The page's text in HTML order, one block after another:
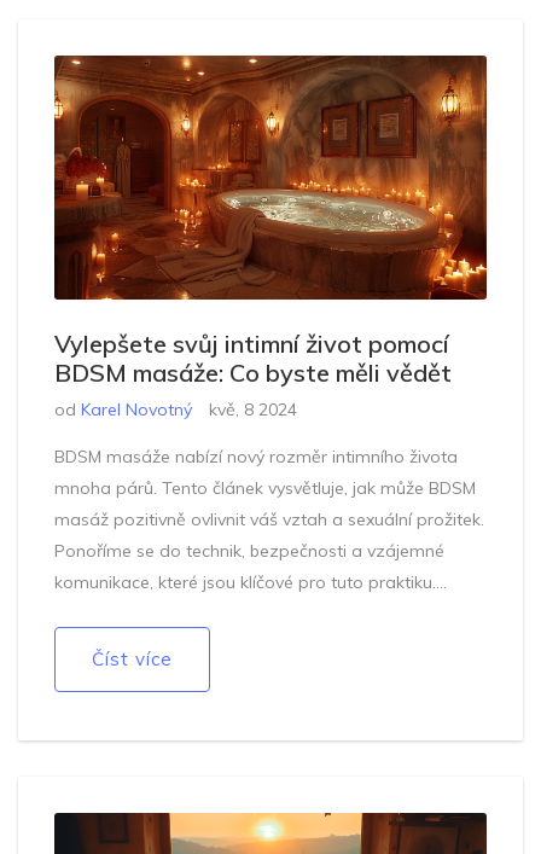
Vylepšete svůj intimní život pomocí
BDSM masáže: Co byste měli vědět
od Karel Novotný kvě, 8 2024
BDSM masáže nabízí nový rozměr intimního života
mnoha párů. Tento článek vysvětluje, jak může BDSM
masáž pozitivně ovlivnit váš vztah a sexuální prožitek.
Ponoříme se do technik, bezpečnosti a vzájemné
komunikace, které jsou klíčové pro tuto praktiku.
poznání do vašeho sexuálního života a jaké benefity
Číst více